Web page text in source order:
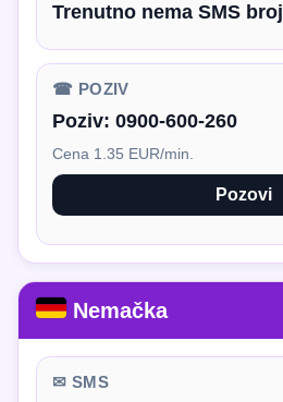
Trenutno nema SMS
☎ POZIV
Poziv: 0900-600-260
Cena 1.35 EUR/min.
Pozovi
Nemačka
✉ SMS